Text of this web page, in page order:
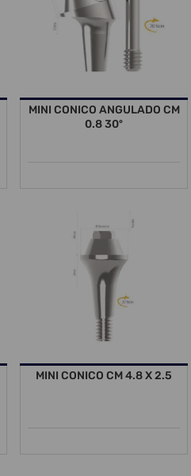
MINI CONICO ANGULADO CM
0.8 30º
MINI CONICO CM 4.8 X 2.5